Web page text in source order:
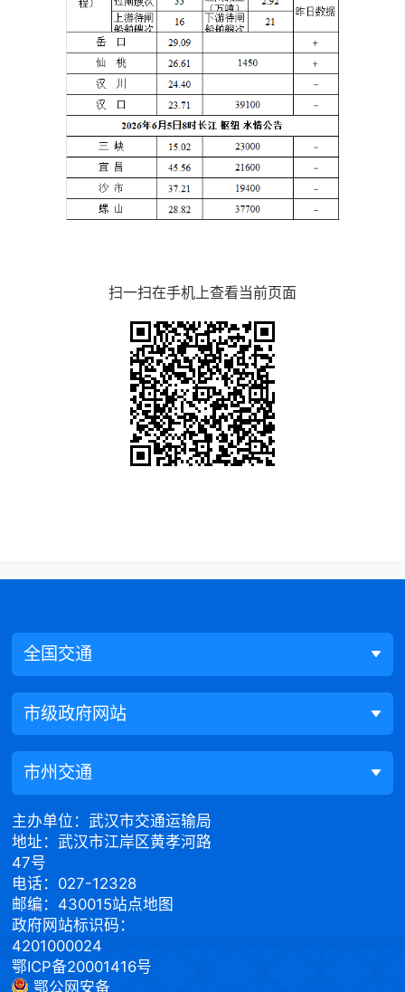
扫一扫在手机上查看当前页面
全国交通
市级政府网站
市州交通
主办单位：武汉市交通运输局
地址：武汉市江岸区黄孝河路
47号
电话：027-12328
邮编：430015站点地图
政府网站标识码：
4201000024
鄂ICP备20001416号
鄂公网安备